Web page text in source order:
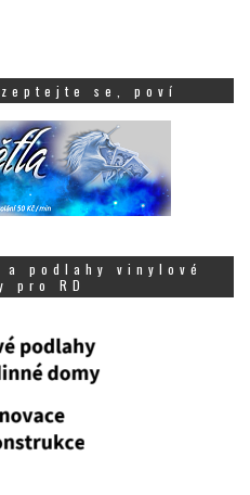
se, poví
podlahy vinylové
pro RD